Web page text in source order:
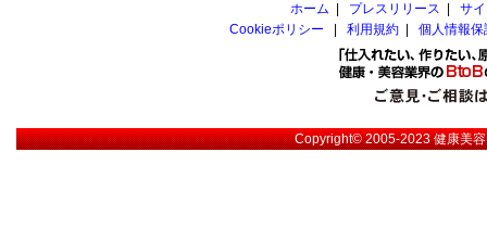
ホーム
プレスリリース
サ
Cookieポリシー
利用規約 個人情報
Copyright© 2005-2023健康美